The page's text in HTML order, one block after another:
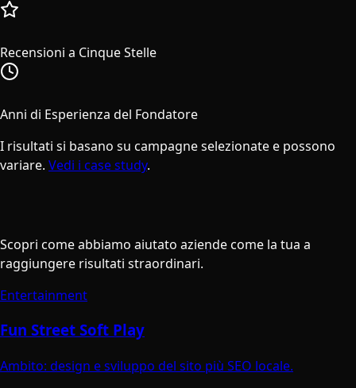
Recensioni a Cinque Stelle
Anni di Esperienza del Fondatore
I risultati si basano su campagne selezionate e possono
variare. Vedi i case study.
Scopri come abbiamo aiutato aziende come la tua a
raggiungere risultati straordinari.
Entertainment
Fun Street Soft Play
Ambito: design e sviluppo del sito più SEO locale.